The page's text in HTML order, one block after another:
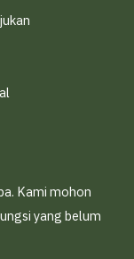
Kami mohon
yang belum